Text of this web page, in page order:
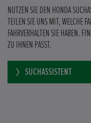
NUTZEN SIE DEN HONDA
TEILEN SIE UNS MIT, WELCHE
FAHRVERHALTEN SIE HABEN.
ZU IHNEN PASST.
SUCHASSISTENT